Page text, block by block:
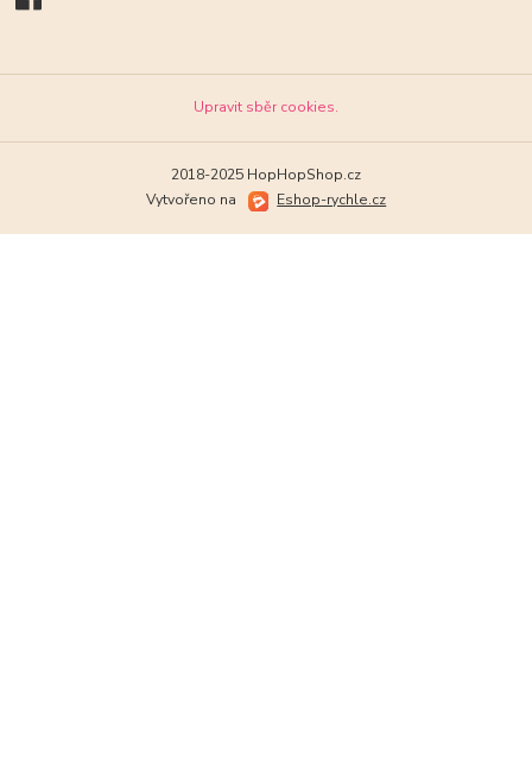
Upravit sběr cookies.
2018-2025 HopHopShop.cz
Vytvořeno na
Eshop-rychle.cz